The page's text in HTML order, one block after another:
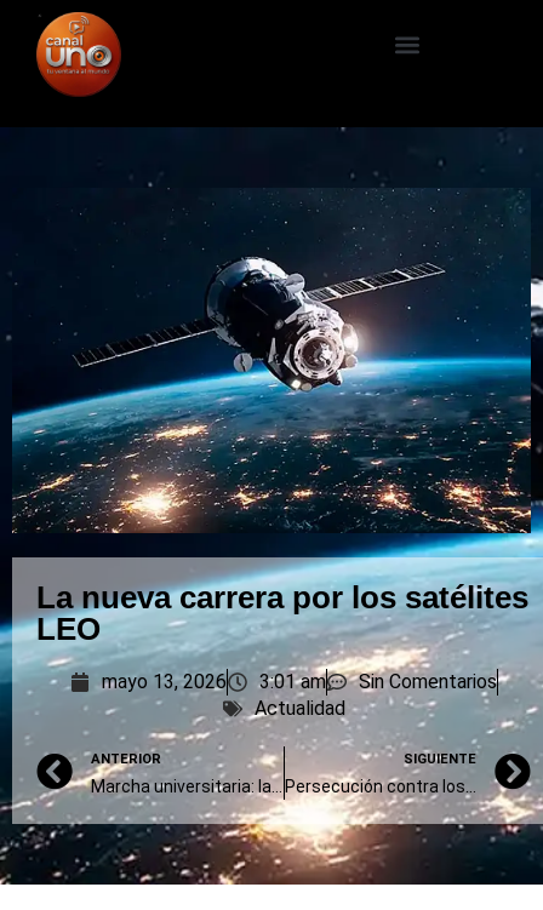
La nueva carrera por los satélites
LEO
mayo 13, 2026 3:01 am
Sin Comentarios
Actualidad
ANTERIOR SIGUIENTE